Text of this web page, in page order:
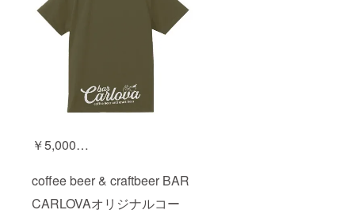
￥5,000…
coffee beer & craftbeer BAR
CARLOVAオリジナルコー